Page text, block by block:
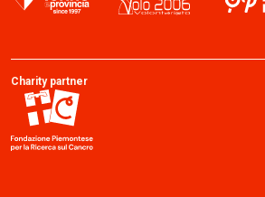
Charity partner